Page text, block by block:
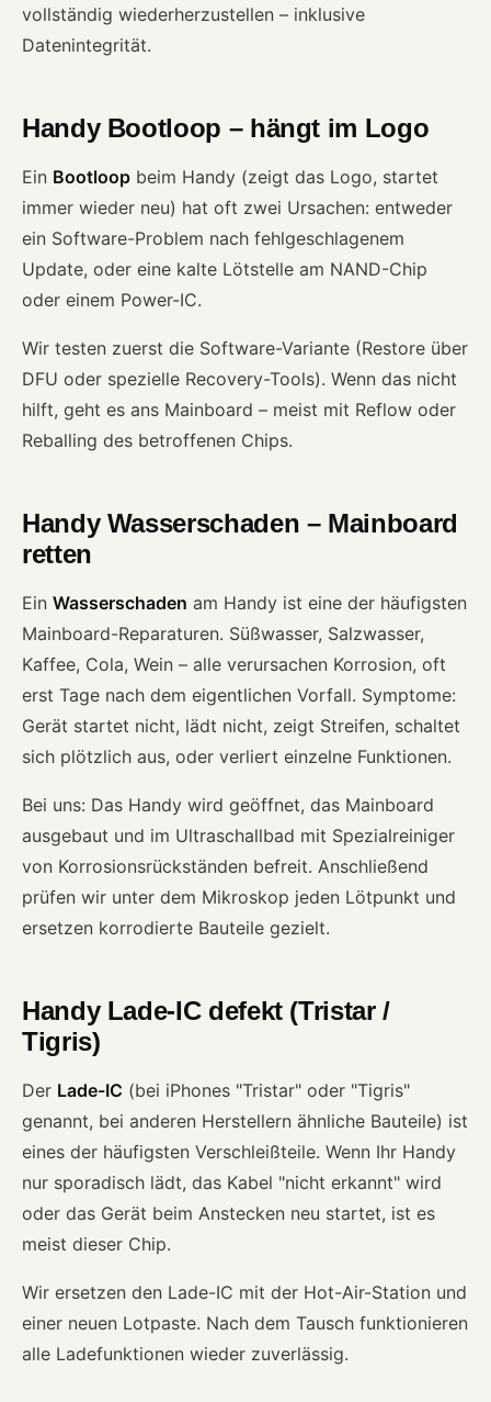
vollständig wiederherzustellen – inklusive
Datenintegrität.
Handy Bootloop – hängt im Logo
Ein Bootloop beim Handy (zeigt das Logo, startet
immer wieder neu) hat oft zwei Ursachen: entweder
ein Software-Problem nach fehlgeschlagenem
Update, oder eine kalte Lötstelle am NAND-Chip
oder einem Power-IC.
Wir testen zuerst die Software-Variante (Restore über
DFU oder spezielle Recovery-Tools). Wenn das nicht
hilft, geht es ans Mainboard – meist mit Reflow oder
Reballing des betroffenen Chips.
Handy Wasserschaden – Mainboard
retten
Ein Wasserschaden am Handy ist eine der häufigsten
Mainboard-Reparaturen. Süßwasser, Salzwasser,
Kaffee, Cola, Wein – alle verursachen Korrosion, oft
erst Tage nach dem eigentlichen Vorfall. Symptome:
Gerät startet nicht, lädt nicht, zeigt Streifen, schaltet
sich plötzlich aus, oder verliert einzelne Funktionen.
Bei uns: Das Handy wird geöffnet, das Mainboard
ausgebaut und im Ultraschallbad mit Spezialreiniger
von Korrosionsrückständen befreit. Anschließend
prüfen wir unter dem Mikroskop jeden Lötpunkt und
ersetzen korrodierte Bauteile gezielt.
Handy Lade-IC defekt (Tristar /
Tigris)
Der Lade-IC (bei iPhones "Tristar" oder "Tigris"
genannt, bei anderen Herstellern ähnliche Bauteile) ist
eines der häufigsten Verschleißteile. Wenn Ihr Handy
nur sporadisch lädt, das Kabel "nicht erkannt" wird
oder das Gerät beim Anstecken neu startet, ist es
meist dieser Chip.
Wir ersetzen den Lade-IC mit der Hot-Air-Station und
einer neuen Lotpaste. Nach dem Tausch funktionieren
alle Ladefunktionen wieder zuverlässig.